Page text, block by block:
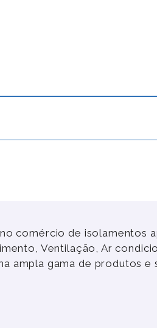
comércio de isolamentos
Ventilação, Ar
ampla gama de produtos